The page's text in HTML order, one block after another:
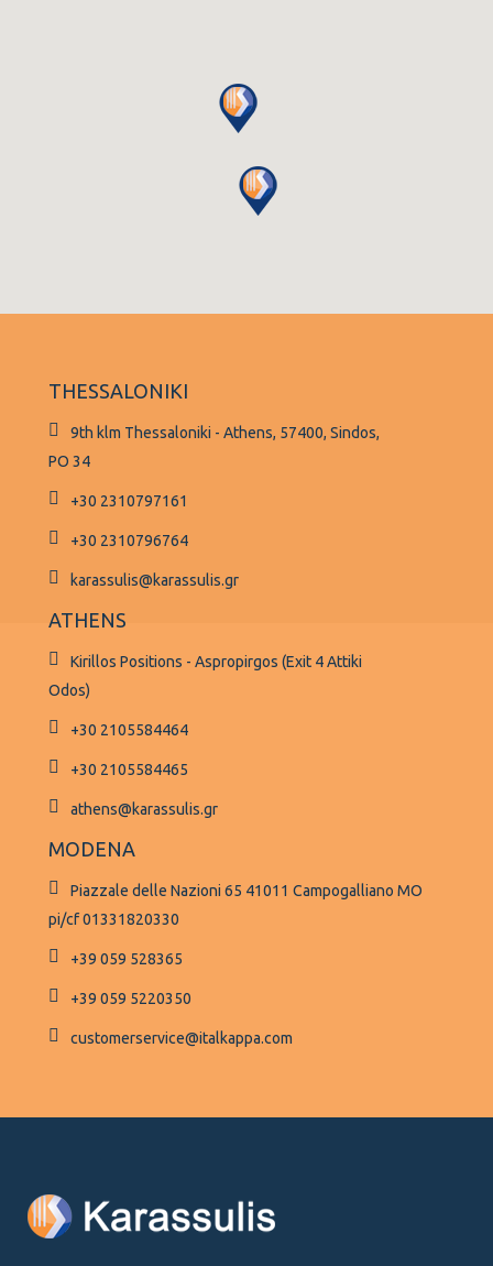
THESSALONIKI
9th klm Thessaloniki - Athens, 57400, Sindos,
PO 34
+30 2310797161
+30 2310796764
karassulis@karassulis.gr
ATHENS
Kirillos Positions - Aspropirgos (Exit 4 Attiki
Odos)
+30 2105584464
+30 2105584465
athens@karassulis.gr
MODENA
Piazzale delle Nazioni 65 41011 Campogalliano MO
pi/cf 01331820330
+39 059 528365
+39 059 5220350
customerservice@italkappa.com